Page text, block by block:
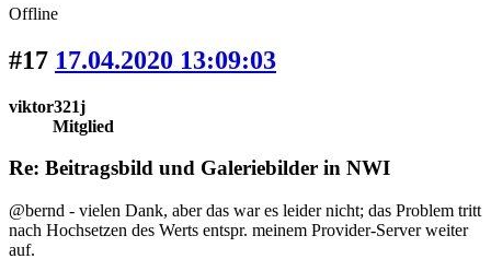
Offline
#17 17.04.2020 13:09:03
viktor321j
Mitglied
Re: Beitragsbild und Galeriebilder in NWI
@bernd - vielen Dank, aber das war es leider nicht; das Problem tritt
nach Hochsetzen des Werts entspr. meinem Provider-Server weiter
auf.